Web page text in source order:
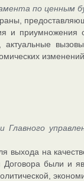
по ценным
и приумножения
изменений.
выхода на
были и